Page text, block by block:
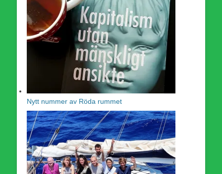
Nytt nummer av Röda rummet